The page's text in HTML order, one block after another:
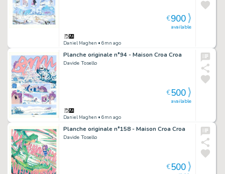
Daniel Maghen • 6mn ago
available
€900
Planche originale n°94 - Maison Croa Croa
Davide Tosello
Daniel Maghen • 6mn ago
available
€500
Planche originale n°158 - Maison Croa Croa
Davide Tosello
€500